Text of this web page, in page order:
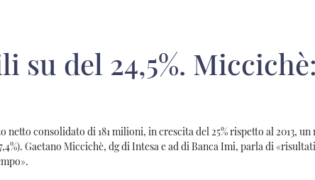
su del 24,5%.
consolidato di 181 milioni, in crescita del 25% rispetto al 2013,
Gaetano Miccichè, dg di Intesa e ad di Banca Imi, parla di